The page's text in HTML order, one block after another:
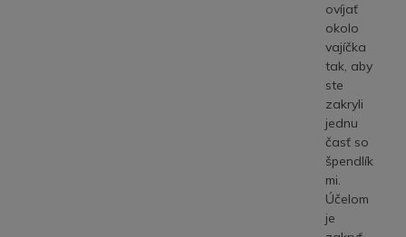
ovíjať
okolo
vajíčka
tak, aby
ste
zakryli
jednu
časť so
špendlík
mi.
Účelom
je